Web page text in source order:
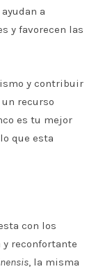
a
y favorecen las
y contribuir
recurso
es tu mejor
que esta
con los
reconfortante
, la misma